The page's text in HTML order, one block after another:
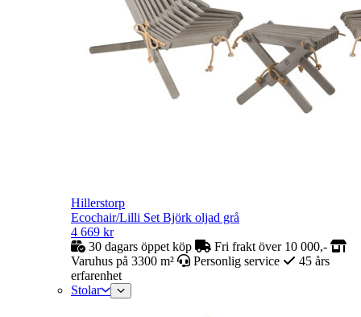
Hillerstorp
Ecochair/Lilli Set Björk oljad grå
4 669 kr
30 dagars öppet köp
Fri frakt över 10 000,-
Varuhus på 3300 m²
Personlig service
45 års
erfarenhet
Stolar